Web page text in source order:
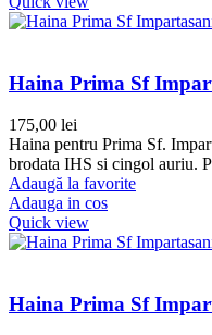
Haina Prima Sf
175,00 lei
Haina pentru Prima Sf.
brodata IHS si cingol auriu.
Adaugă la favorite
Adauga in cos
Quick view
Haina Prima Sf